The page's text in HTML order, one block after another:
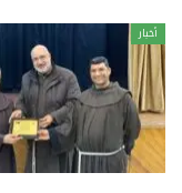
أخبار